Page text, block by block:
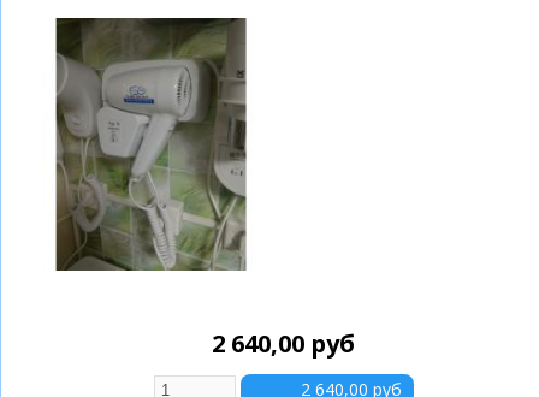
2 640,00 руб